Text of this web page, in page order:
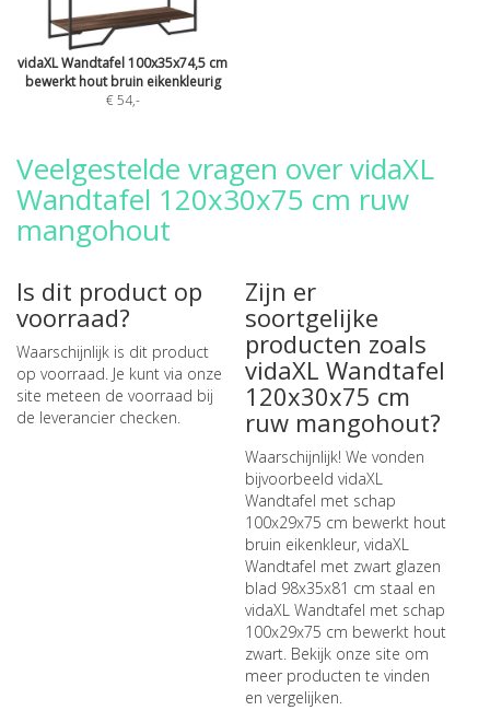
vidaXL Wandtafel 100x35x74,5 cm
bewerkt hout bruin eikenkleurig
€ 54,-
Veelgestelde vragen over vidaXL
Wandtafel 120x30x75 cm ruw
mangohout
Is dit product op
voorraad?
Waarschijnlijk is dit product
op voorraad. Je kunt via onze
site meteen de voorraad bij
de leverancier checken.
Zijn er
soortgelijke
producten zoals
vidaXL Wandtafel
120x30x75 cm
ruw mangohout?
Waarschijnlijk! We vonden
bijvoorbeeld vidaXL
Wandtafel met schap
100x29x75 cm bewerkt hout
bruin eikenkleur, vidaXL
Wandtafel met zwart glazen
blad 98x35x81 cm staal en
vidaXL Wandtafel met schap
100x29x75 cm bewerkt hout
zwart. Bekijk onze site om
meer producten te vinden
en vergelijken.